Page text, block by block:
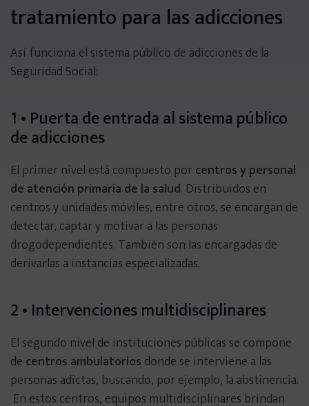
Alcoholismo
Cannabis
Heroína
Fármacos
Ludopatía
Sexo
Videojuegos
Compras
tratamiento para las adicciones
Así funciona el sistema público de adicciones de la
Seguridad Social:
1 • Puerta de entrada al sistema público
de adicciones
El primer nivel está compuesto porcentros y personal
de atención primaria de la salud. Distribuidos en
centros y unidades móviles, entre otros, se encargan de
detectar, captar y motivar a las personas
drogodependientes. También son las encargadas de
derivarlas a instancias especializadas.
2 • Intervenciones multidisciplinares
El segundo nivel de instituciones públicas se compone
de centros ambulatorios donde se interviene a las
personas adictas, buscando, por ejemplo, la abstinencia.
En estos centros, equipos multidisciplinares brindan